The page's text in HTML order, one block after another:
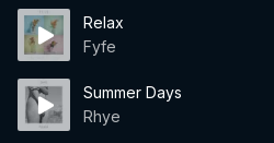
Relax
Fyfe
Summer Days
Rhye